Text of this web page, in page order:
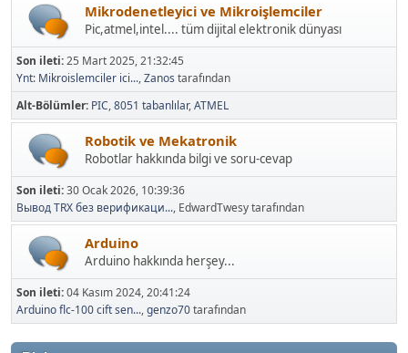
Mikrodenetleyici ve Mikroişlemciler
Pic,atmel,intel.... tüm dijital elektronik dünyası
Son ileti:25 Mart 2025, 21:32:45
Ynt: Mikroislemciler ici...,Zanos tarafından
Alt-Bölümler PIC 8051 tabanlılar ATMEL
Robotik ve Mekatronik
Robotlar hakkında bilgi ve soru-cevap
Son ileti:30 Ocak 2026, 10:39:36
Вывод TRX без верификаци..., EdwardTwesy tarafından
Arduino
Arduino hakkında herşey...
Son ileti:04 Kasım 2024, 20:41:24
Arduino flc-100 cift sen...,genzo70tarafından